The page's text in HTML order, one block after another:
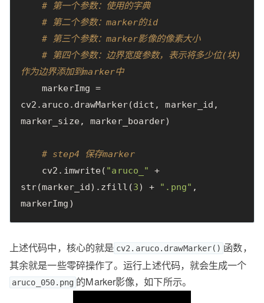
# 第一个参数：使用的字典
# 第二个参数：marker的id
# 第三个参数：marker影像的像素大小
# 第四个参数：边界宽度参数，表示将多少位(块)
作为边界添加到marker中
markerImg =
cv2 . aruco . drawMarker(dict , marker_id ,
marker_size, marker_boarder)
# step4 保存marker
cv2 . imwrite( "aruco_"
+
str(marker_id). zfill (3) + ".png" ,
markerImg )
上述代码中，核心的就是 cv2.aruco.drawMarker() 函数，
其余就是一些零碎操作了。运行上述代码，就会生成一个
aruco_050.png 的Marker影像，如下所示。